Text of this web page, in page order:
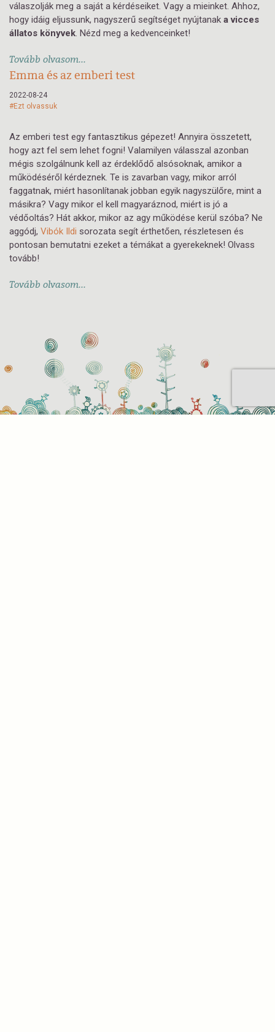
válaszolják meg a saját a kérdéseiket. Vagy a mieinket. Ahhoz,
hogy idáig eljussunk, nagyszerű segítséget nyújtanak a vicces
állatos könyvek. Nézd meg a kedvenceinket!
Tovább olvasom...
Emma és az emberi test
2022-08-24
#Ezt olvassuk
Az emberi test egy fantasztikus gépezet! Annyira összetett,
hogy azt fel sem lehet fogni! Valamilyen válasszal azonban
mégis szolgálnunk kell az érdeklődő alsósoknak, amikor a
működéséről kérdeznek. Te is zavarban vagy, mikor arról
faggatnak, miért hasonlítanak jobban egyik nagyszülőre, mint a
másikra? Vagy mikor el kell magyaráznod, miért is jó a
védőoltás? Hát akkor, mikor az agy működése kerül szóba? Ne
aggódj, Vibók Ildi sorozata segít érthetően, részletesen és
pontosan bemutatni ezeket a témákat a gyerekeknek! Olvass
tovább!
Tovább olvasom...